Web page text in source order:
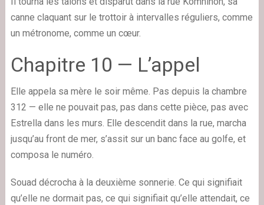
canne claquant sur le trottoir à intervalles réguliers, comme
un métronome, comme un cœur.
Chapitre 10 — L’appel
Elle appela sa mère le soir même. Pas depuis la chambre
312 — elle ne pouvait pas, pas dans cette pièce, pas avec
Estrella dans les murs. Elle descendit dans la rue, marcha
jusqu’au front de mer, s’assit sur un banc face au golfe, et
composa le numéro.
Souad décrocha à la deuxième sonnerie. Ce qui signifiait
qu’elle ne dormait pas, ce qui signifiait qu’elle attendait, ce